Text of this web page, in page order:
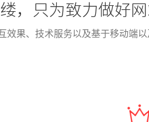
，只为致力做好
效果、技术服务以及基于移动端